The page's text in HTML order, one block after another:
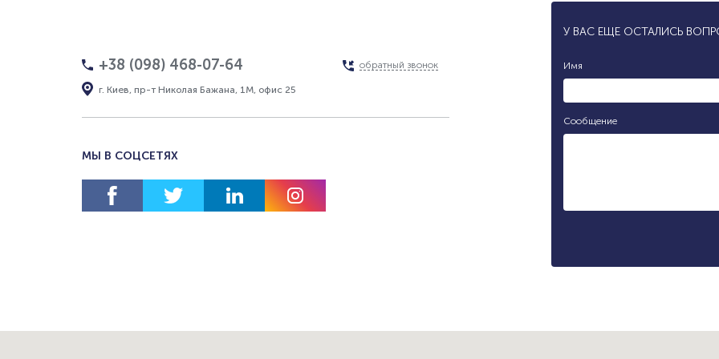
+38 (098) 468-07-64
г. Киев, пр-т Николая Бажана, 1М, офис 25
обратный звонок
МЫ В СОЦСЕТЯХ
У ВАС ЕЩЕ ОСТАЛИСЬ
Имя
Сообщение